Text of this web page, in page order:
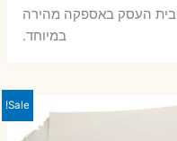
בית העסק באספקה מהירה
במיוחד.
Sale!